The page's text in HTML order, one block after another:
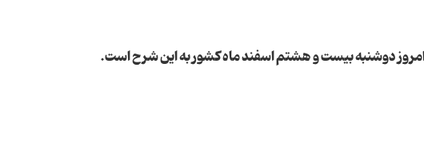
دوشنبه بیست و هشتم اسفند ماه کشور به این شرح است.